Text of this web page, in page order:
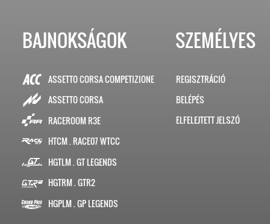
BAJNOKSÁGOK
ASSETTO CORSA COMPETIZIONE
ASSETTO CORSA
RACEROOM R3E
HTCM . RACE07 WTCC
HGTLM . GT LEGENDS
HGTRM . GTR2
HGPLM . GP LEGENDS
SZEMÉLYES
REGISZTRÁCIÓ
BELÉPÉS
ELFELEJTETT JELSZÓ